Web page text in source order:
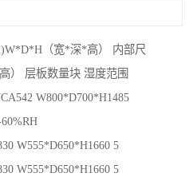
（宽*深*高） 内部尺
） 层板数量块 湿度范围
W800*D700*H1485
W555*D650*H1660 5
W555*D650*H1660 5